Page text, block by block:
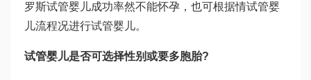
罗斯试管婴儿成功率然不能怀孕，也可根据情试管婴
儿流程况进行试管婴儿。
试管婴儿是否可选择性别或要多胞胎?